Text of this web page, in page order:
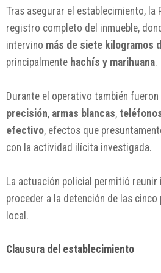
Tras asegurar el establecimiento, la
registro completo del inmueble,
intervino más de siete kilogramos
principalmente hachís y marihuana.
Durante el operativo también
precisión, armas blancas,
efectivo, efectos que
con la actividad ilícita investigada.
La actuación policial permitió
proceder a la detención de las cinco
local.
Clausura del establecimiento